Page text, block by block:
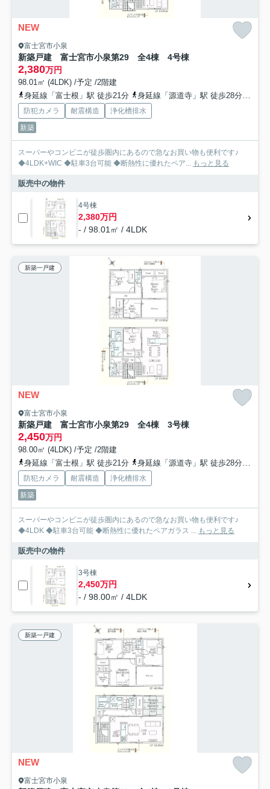
NEW
富士宮市小泉
新築戸建 富士宮市小泉第29 全4棟 4号棟
2,380万円
98.01㎡ (4LDK) /予定 /2階建
身延線「富士根」駅 徒歩21分
身延線「源道寺」駅 徒歩28分
防犯カメラ 耐震構造
浄化槽排水
新築
スーパーやコンビニが徒歩圏内にあるので急なお買い物も便利です♪
◆4LDK+WIC ◆駐車3台可能 ◆断熱性に優れたペア... もっと見る
販売中の物件
4号棟
2,380万円
- / 98.01㎡ / 4LDK
新築一戸建
NEW
富士宮市小泉
新築戸建 富士宮市小泉第29 全4棟 3号棟
2,450万円
98.00㎡ (4LDK) /予定 /2階建
身延線「富士根」駅 徒歩21分
身延線「源道寺」駅 徒歩28分
防犯カメラ 耐震構造
浄化槽排水
新築
スーパーやコンビニが徒歩圏内にあるので急なお買い物も便利です♪
◆4LDK ◆駐車3台可能 ◆断熱性に優れたペアガラス ... もっと見る
販売中の物件
3号棟
2,450万円
- / 98.00㎡ / 4LDK
新築一戸建
NEW
富士宮市小泉